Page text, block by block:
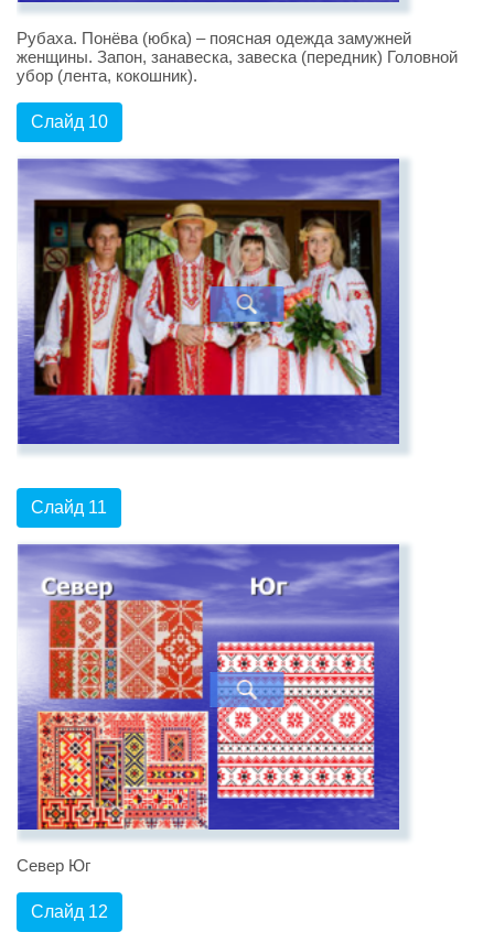
Рубаха. Понёва (юбка) – поясная одежда замужней
женщины. Запон, занавеска, завеска (передник) Головной
убор (лента, кокошник).
Слайд 10
Слайд 11
Север Юг
Слайд 12